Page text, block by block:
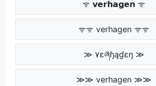
ᯤ 𝘃𝗲𝗿𝗵𝗮𝗴𝗲𝗻 ᯤ
ᯤᯤ verhagen ᯤᯤ
≫ ۷ɛཞɧąɠɛŋ ≫
≫≫ verhagen ≫≫